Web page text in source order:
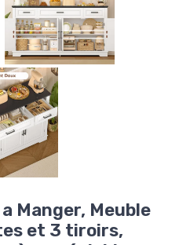
Manger, Meuble
et 3 tiroirs,